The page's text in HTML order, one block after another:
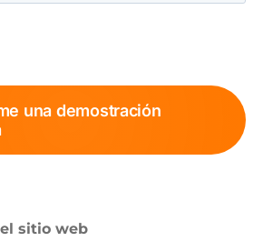
una demostración
sitio web